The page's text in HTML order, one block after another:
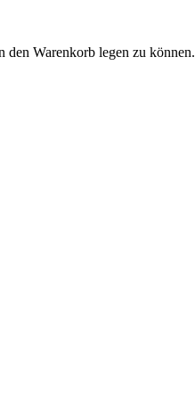
den Warenkorb legen zu können.